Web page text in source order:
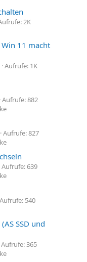
2K
11 macht
Aufrufe: 1K
Aufrufe: 882
Aufrufe: 827
Aufrufe: 639
Aufrufe: 540
SSD und
Aufrufe: 365